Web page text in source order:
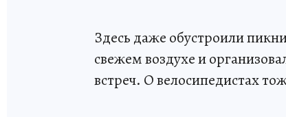
Здесь даже обустроили
свежем воздухе и
встреч. О велосипедистах